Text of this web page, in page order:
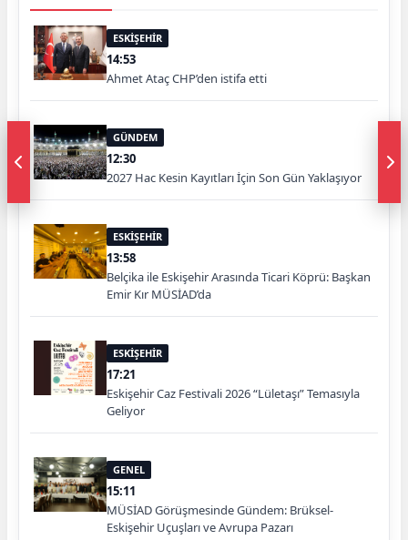
ESKİŞEHİR
14:53
Ahmet Ataç CHP’den istifa etti
GÜNDEM
12:30
2027 Hac Kesin Kayıtları İçin Son Gün Yaklaşıyor
ESKİŞEHİR
13:58
Belçika ile Eskişehir Arasında Ticari Köprü: Başkan
Emir Kır MÜSİAD’da
ESKİŞEHİR
17:21
Eskişehir Caz Festivali 2026 “Lületaşı” Temasıyla
Geliyor
GENEL
15:11
MÜSİAD Görüşmesinde Gündem: Brüksel-
Eskişehir Uçuşları ve Avrupa Pazarı